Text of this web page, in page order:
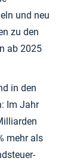
und neu
zu den
ab 2025
in den
Im Jahr
mehr als